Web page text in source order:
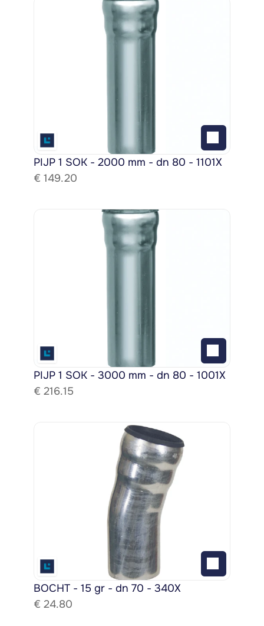
PIJP 1 SOK - 2000 mm - dn 80 - 1101X
€ 149.20
PIJP 1 SOK - 3000 mm - dn 80 - 1001X
€ 216.15
BOCHT - 15 gr - dn 70 - 340X
€ 24.80